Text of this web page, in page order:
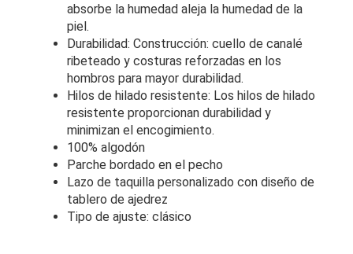
absorbe la humedad aleja la humedad de la
piel.
Durabilidad: Construcción: cuello de canalé
ribeteado y costuras reforzadas en los
hombros para mayor durabilidad.
Hilos de hilado resistente: Los hilos de hilado
resistente proporcionan durabilidad y
minimizan el encogimiento.
100% algodón
Parche bordado en el pecho
Lazo de taquilla personalizado con diseño de
tablero de ajedrez
Tipo de ajuste: clásico